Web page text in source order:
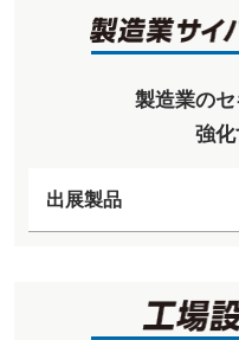
製造業の
強
出展製品